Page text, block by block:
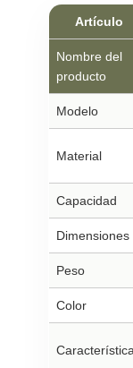
Artículo
Nombre del
producto
Modelo
Material
Capacidad
Dimensiones
Peso
Color